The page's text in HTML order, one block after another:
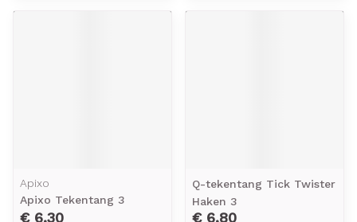
Apixo
Apixo Tekentang 3
€ 6,30
Q-tekentang Tick Twister
Haken 3
€ 6,80